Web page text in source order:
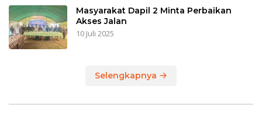
Masyarakat Dapil 2 Minta Perbaikan
Akses Jalan
10 Juli 2025
Selengkapnya